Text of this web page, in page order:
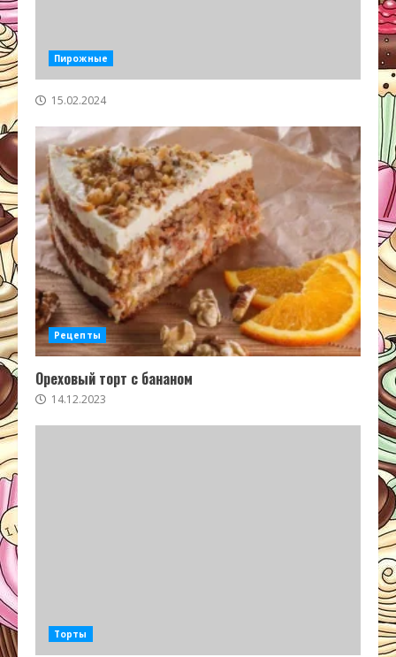
Пирожные
15.02.2024
Рецепты
Ореховый торт с бананом
14.12.2023
Торты